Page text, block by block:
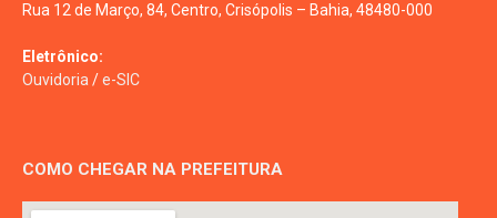
Rua 12 de Março, 84, Centro, Crisópolis – Bahia, 48480-000
Eletrônico:
Ouvidoria/e-SIC
COMO CHEGAR NA PREFEITURA